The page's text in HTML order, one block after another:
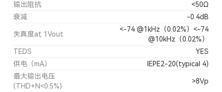
输出阻抗
<50Ω
衰减
-0.4dB
失真度at 1Vout
<-74 @1kHz（0.02%）<-74
@10kHz（0.02%）
TEDS
YES
供电（mA）
IEPE2-20(typical 4)
最大输出电压
(THD+N<0.5%)
>8Vp